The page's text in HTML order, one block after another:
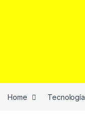
Home Tecnología